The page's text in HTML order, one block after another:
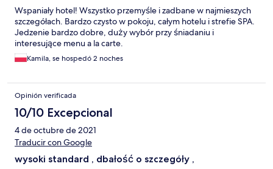
Wspaniały hotel! Wszystko przemyśle i zadbane w najmieszych
szczegółach. Bardzo czysto w pokoju, całym hotelu i strefie SPA.
Jedzenie bardzo dobre, duży wybór przy śniadaniu i
interesujące menu a la carte.
Kamila, se hospedó 2 noches
Opinión verificada
10/10 Excepcional
4 de octubre de 2021
Traducir con Google
wysoki standard , dbałość o szczegóły ,